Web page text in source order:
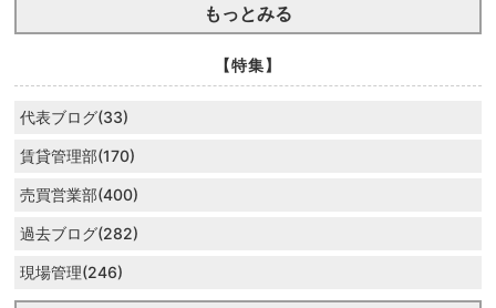
もっとみる
【特集】
代表ブログ(33)
賃貸管理部(170)
売買営業部(400)
過去ブログ(282)
現場管理(246)